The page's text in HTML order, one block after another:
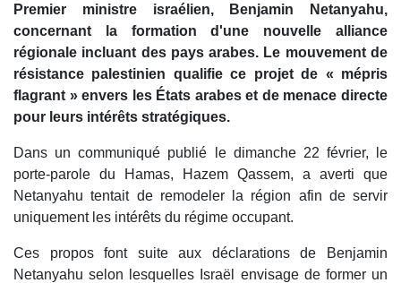
Premier ministre israélien, Benjamin Netanyahu,
concernant la formation d'une nouvelle alliance
régionale incluant des pays arabes. Le mouvement de
résistance palestinien qualifie ce projet de « mépris
flagrant » envers les États arabes et de menace directe
pour leurs intérêts stratégiques.
Dans un communiqué publié le dimanche 22 février, le
porte-parole du Hamas, Hazem Qassem, a averti que
Netanyahu tentait de remodeler la région afin de servir
uniquement les intérêts du régime occupant.
Ces propos font suite aux déclarations de Benjamin
Netanyahu selon lesquelles Israël envisage de former un